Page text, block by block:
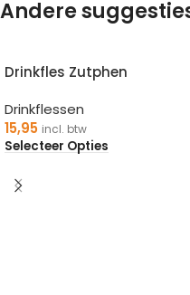
Andere
Drinkfles Zutphen
Drinkflessen
15,95 incl. btw
Selecteer Opties